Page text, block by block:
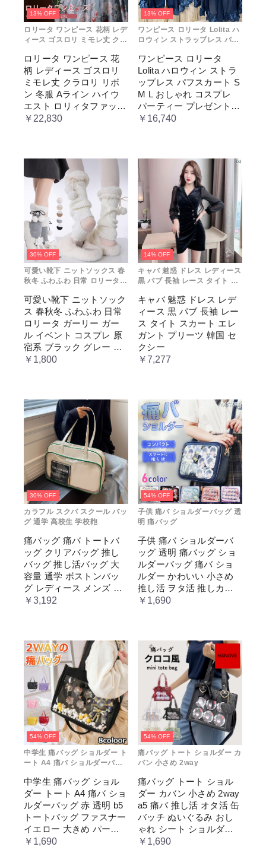
13% OFF
ロリータ ワンピース 花柄 レデ
ィース ゴスロリ ミモレ丈 クラ
ウエスト ロリィタファッショ
ン レトロ風 クラシカル 上品
かわいい 日常着 通勤 お出かけ
仮 通学
ロリータ ワンピース 花
柄 レディース ゴスロリ
ミモレ丈 クラロリ リボ
ン 冬服 Aライン ハイウ
エスト ロリィタファッシ
ョン レトロ風 クラシカ
￥22,830
13% OFF
ワンピース ロリータ Lolita ハ
ロウィン ストラップレス パフ
プレ パーティー プレゼント レ
ディース コスチューム プリン
セス ロマンティック ブル ドレ
ス
ワンピース ロリータ
Lolita ハロウィン ストラ
ップレス パフスカート S
M L おしゃれ コスプレ
パーティー プレゼント
レディース コスチューム
￥16,740
30% OFF
可愛い靴下 ニットソックス 春
秋冬 ふわふわ 日常 ロリータ
プレ 原宿系 ブラック グレー
ベージュ cm067t2t2x1 ホワ
イト
可愛い靴下 ニットソック
ス 春秋冬 ふわふわ 日常
ロリータ ガーリー ガー
ル イベント コスプレ 原
宿系 ブラック グレー ベ
ージュ cm067t2t2x1 ホワ
￥1,800
14% OFF
キャバ 魅惑 ドレス レディース
黒 パブ 長袖 レース タイト ス
国 セクシー
キャバ 魅惑 ドレス レデ
ィース 黒 パブ 長袖 レー
ス タイト スカート エレ
ガント プリーツ 韓国 セ
クシー
￥7,277
30% OFF
カラフル スクバ スクール バッ
グ 通学 高校生 学校鞄
痛バッグ 痛バ トートバ
ッグ クリアバッグ 推し
バッグ 推し活バッグ 大
容量 通学 ボストンバッ
グ レディース メンズ 男
女兼用 学生 スクール 透
￥3,192
54% OFF
子供 痛バ ショルダーバッグ 透
明 痛バッグ
子供 痛バ ショルダーバ
ッグ 透明 痛バッグ ショ
ルダーバッグ 痛バ ショ
ルダー かわいい 小さめ
推し活 ヲタ活 推しカラ
ー 推し色 肩掛け レディ
￥1,690
54% OFF
中学生 痛バッグ ショルダー ト
ート A4 痛バ ショルダーバッ
中学生 痛バッグ ショル
ダー トート A4 痛バ ショ
ルダーバッグ 赤 透明 b5
トートバッグ ファスナー
イエロー 大きめ パープ
ル 水色 いたばっく 痛バ
￥1,690
54% OFF
痛バッグ トート ショルダー カ
バン 小さめ 2way
痛バッグ トート ショル
ダー カバン 小さめ 2way
a5 痛バ 推し活 オタ活 缶
バッチ ぬいぐるみ おし
ゃれ シート ショルダー
バッグ 透明 ポケット ク
￥1,690